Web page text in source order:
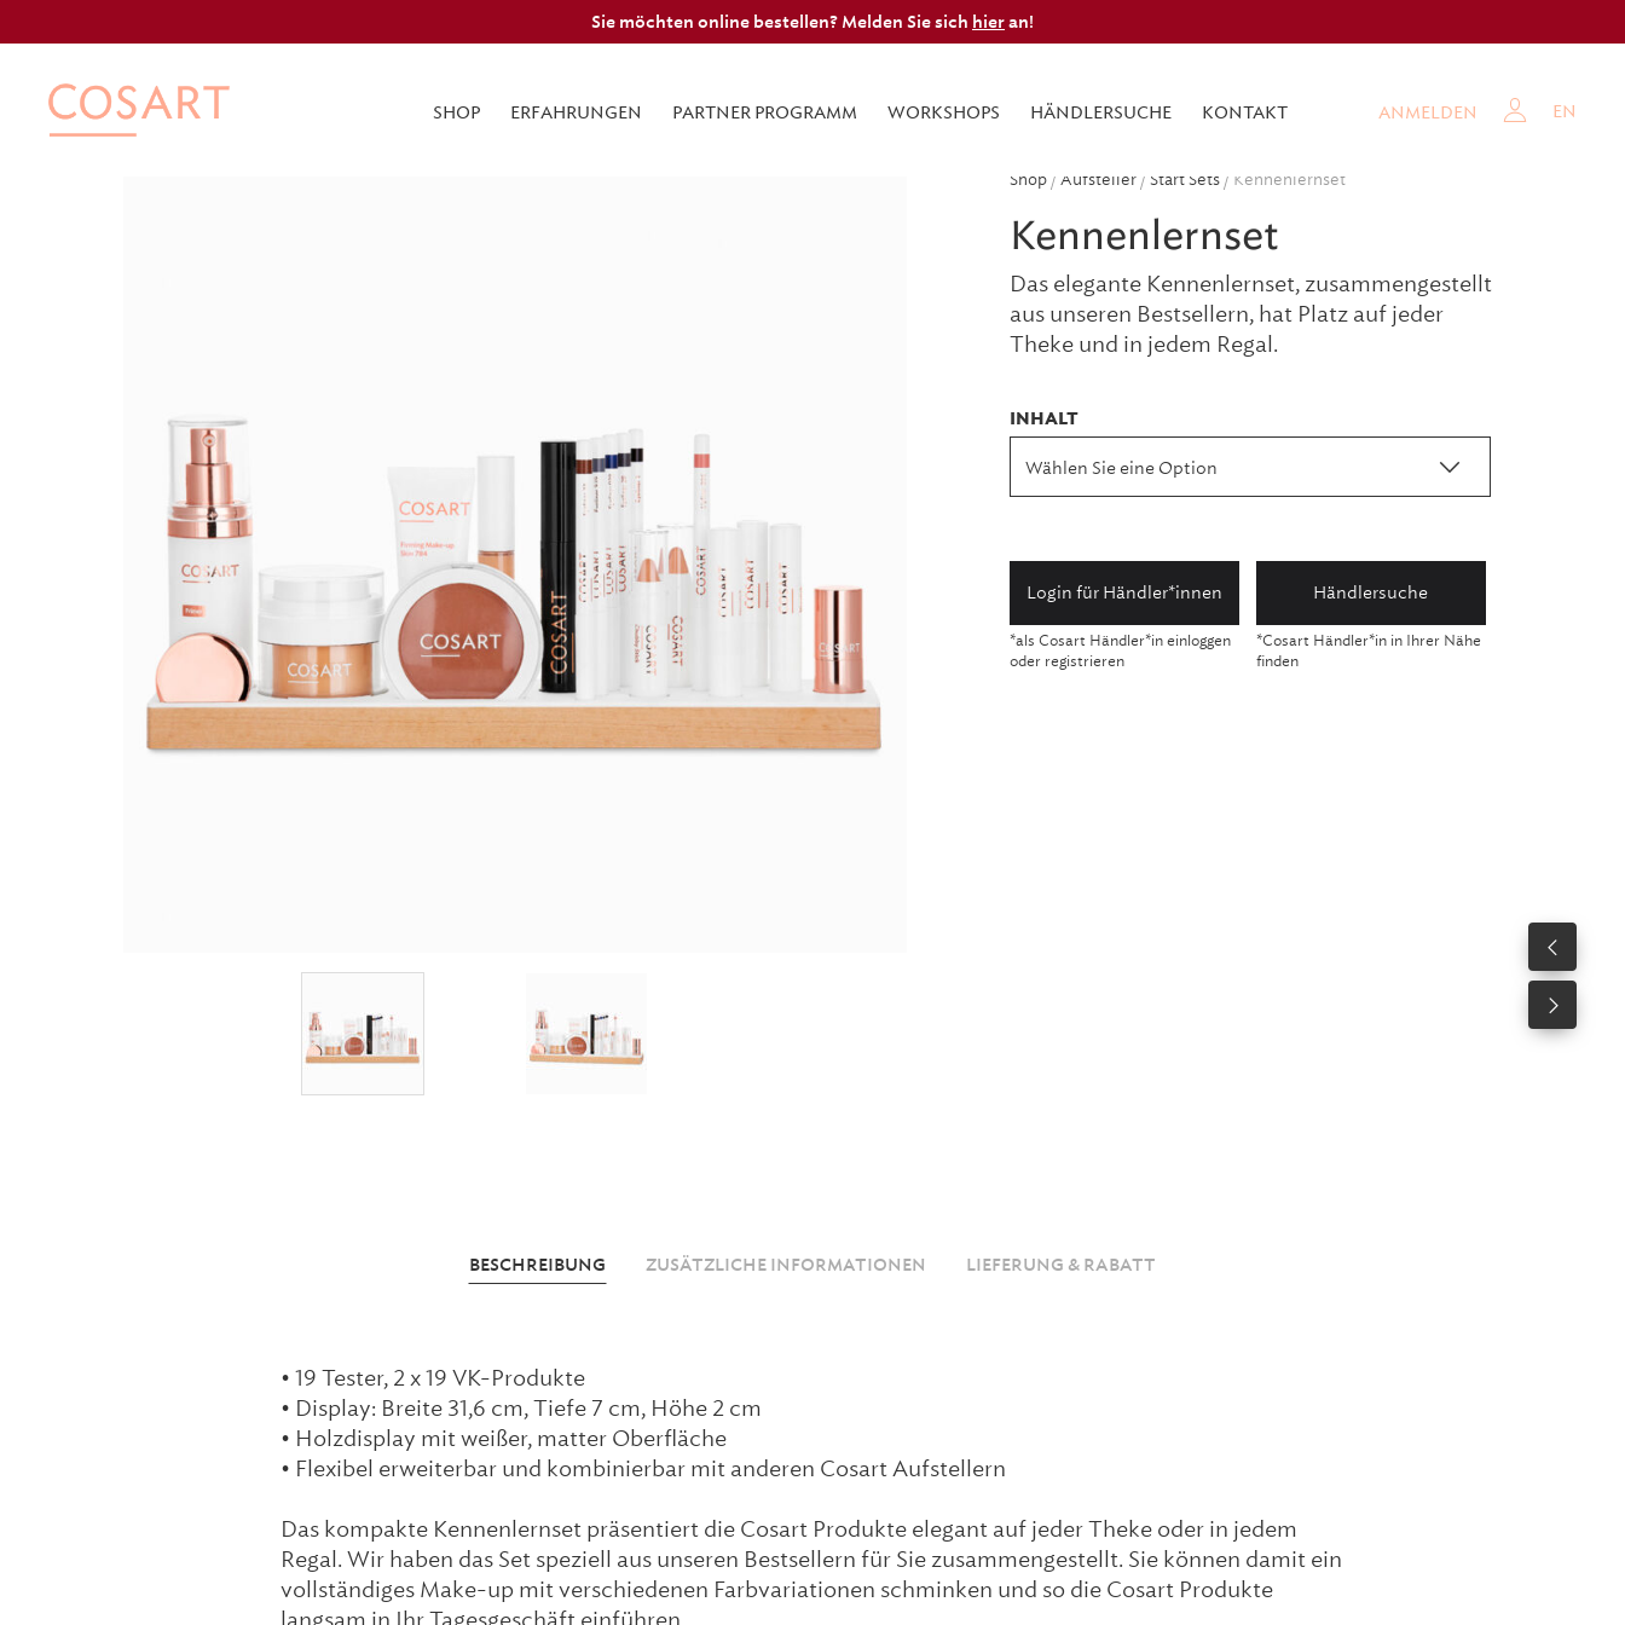
Sie möchten online bestellen? Melden Sie sich hieran!
SHOP ERFAHRUNGEN PARTNER PROGRAMM WORKSHOPS HÄNDLERSUCHE KONTAKT ANMELDEN EN
Shop /Aufsteller /Start Sets / Kennenlernset
Kennenlernset
Das elegante Kennenlernset, zusammengestellt
aus unseren Bestsellern, hat Platz auf jeder
Theke und in jedem Regal.
INHALT
Wählen Sie eine Option
Login für Händler*innen
*als Cosart Händler*in einloggen
oder registrieren
Händlersuche
*Cosart Händler*in in Ihrer Nähe
finden
BESCHREIBUNG ZUSÄTZLICHE INFORMATIONEN LIEFERUNG & RABATT
• 19 Tester, 2 x 19 VK-Produkte
• Display: Breite 31,6 cm, Tiefe 7 cm, Höhe 2 cm
• Holzdisplay mit weißer, matter Oberfläche
• Flexibel erweiterbar und kombinierbar mit anderen Cosart Aufstellern
Das kompakte Kennenlernset präsentiert die Cosart Produkte elegant auf jeder Theke oder in jedem
Regal. Wir haben das Set speziell aus unseren Bestsellern für Sie zusammengestellt. Sie können damit ein
vollständiges Make-up mit verschiedenen Farbvariationen schminken und so die Cosart Produkte